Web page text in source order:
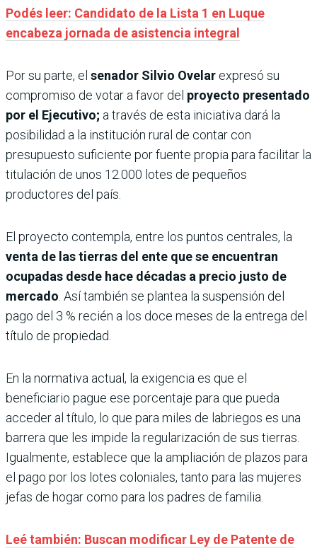
Podés leer: Candidato de la Lista 1 en Luque
encabeza jornada de asistencia integral
Por su parte, el senador Silvio Ovelar expresó su
compromiso de votar a favor del proyecto presentado
por el Ejecutivo; a través de esta iniciativa dará la
posibilidad a la institución rural de contar con
presupuesto suficiente por fuente propia para facilitar la
titulación de unos 12.000 lotes de pequeños
productores del país.
El proyecto contempla, entre los puntos centrales, la
venta de las tierras del ente que se encuentran
ocupadas desde hace décadas a precio justo de
mercado . Así también se plantea la suspensión del
pago del 3 % recién a los doce meses de la entrega del
título de propiedad.
En la normativa actual, la exigencia es que el
beneficiario pague ese porcentaje para que pueda
acceder al título, lo que para miles de labriegos es una
barrera que les impide la regularización de sus tierras.
Igualmente, establece que la ampliación de plazos para
el pago por los lotes coloniales, tanto para las mujeres
jefas de hogar como para los padres de familia.
Leé también: Buscan modificar Ley de Patente de